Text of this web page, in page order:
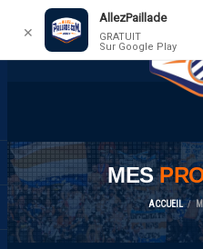
MES
ACCUEIL
✕
AllezPaillade
GRATUIT
Sur Google Play